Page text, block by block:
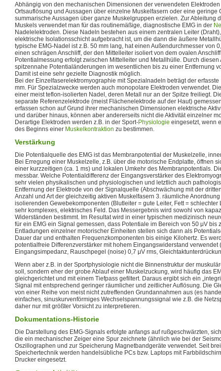
Abhängig von den mechanischen Dimensionen der verwendeten
Ortsauflösung und Aussagen über einzelne Muskelfasern oder eine geringe
summarische Aussagen über ganze Muskelgruppen erzielen. Zur Ableitung
Muskels verwendet man für das routinemäßige, diagnostische EMG in der
Nadelelektroden. Diese Nadeln bestehen aus einem zentralen Leiter
elektrische Isolationsschicht aufgebracht ist, um die dann die äußere
typische EMG-Nadel ist z.B. 50 mm lang, hat einen Außendurchmesser von
einen schrägen Anschliff, der den Mittelleiter isoliert von dem ovalen
Potentialmessung erfolgt zwischen Mittelleiter und Metallhülle. Durch
spitzennahe Potentialänderungen im wesentlichen bis zu einer Entfernung
Damit ist eine sehr gezielte Diagnostik möglich.
Bei der Einzelfaserelektromyographie mit Spezialnadeln beträgt der
mm. Für Spezialzwecke werden auch monopolare Elektroden verwendet.
einer meist teflon-isolierten Nadel, deren Metall nur an der Spitze freiliegt.
separate Referenzelektrode (meist Flächenelektrode auf der Haut)
erfassen schon auf Grund ihrer mechanischen Dimensionen elektrische
und darüber hinaus, können aber andererseits nicht die Aktivität einzelner
Derartige Elektroden werden z.B. in der Sport-Physiologie eingesetzt, wenn
des Beginns einer Muskelkontraktion zu bestimmen.
Verstärkung
Die Potentialquelle des EMG ist das Membranpotential der Muskelzelle,
Bei Erregung einer Muskelzelle, z.B. über die motorische Endplatte, öffnen
einer kurzzeitigen (ca. 1 ms) und lokalen Umkehr des Membranpotentials.
messbar. Welche Potentialdifferenz der Eingangsverstärker des
sehr vielen physikalischen und physiologischen und letztlich auch
Entfernung der Elektrode von der Signalquelle (Abschwächung mit der
Anzahl und Art der gleichzeitig aktiven Muskelfasern 3. räumliche
isolierenden Gewebekomponenten (Blutleiter = gute Leiter, Fett = schlechter
sehr komplexes, elektrisches Feld. Das Messergebnis wird sowohl von
Widerständen bestimmt. Im Resultat wird in einer typischen medizinisch
für ein EMG ein Signal gemessen, dass Potentiale im Bereich von 50 μV bis
Entladungen einzelner motorischer Einheiten stellen sich dann als
Dauer dar und enthalten Frequenzkomponenten bis einige Kilohertz. Es
potentialfreie Differenzverstärker mit hohem Eingangswiderstand verwendet
Eingangsimpedanz, Rauschpegel (noise) 0,7 μV rms,
Wenn aber z.B. in der Sportphysiologie nicht die Binnenstruktur der
soll, sondern eher der grobe Ablauf einer Muskelzuckung, wird häufig das
gleichgerichtet und mit einem Tiefpass gefiltert. Daraus ergibt sich ein
Signal mit entsprechend geringer räumlicher und zeitlicher Auflösung. Die
von einer Reihe von meist nicht zutreffenden Grundannahmen aus (es
einfaches, sinuskurvenförmiges Wechselspannungssignal wie z.B. die
daher nur mit größter Vorsicht zu interpretieren.
Dokumentations-Historie
Die Darstellung des EMG-Signals erfolgte anfangs auf rußgeschwärzten,
die ein mechanischer Zeiger eine Spur zeichnete (ähnlich wie bei der
Oszillographen und zur Speicherung Magnetbandgeräte verwendet. Seit
Speichertechnik werden handelsübliche PCs bzw. Laptops mit
Drucker eingesetzt.